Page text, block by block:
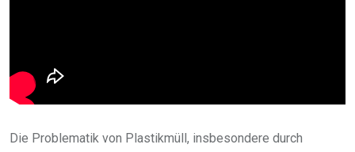
Die Problematik von Plastikmüll, insbesondere durch